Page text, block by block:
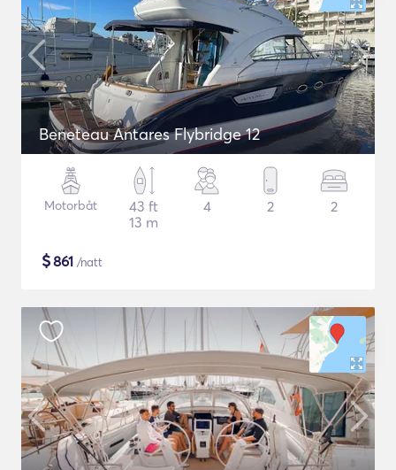
Beneteau Antares Flybridge 12
Motorbåt
43 ft
13 m
4 2 2
$861 /natt